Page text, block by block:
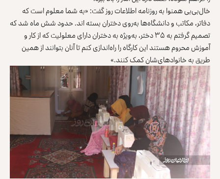
خال‌بی‌بی همنوا به روزنامه اطلاعات روز گفت: «به شما معلوم است که
دفاتر، مکاتب و دانشگاه‌ها به‌روی دختران بسته اند. حدود شش ماه شد که
تصمیم گرفتم به ۳۵ دختر، به‌ویژه به دختران دارای معلولیت که از کار و
آموزش محروم هستند این کارگاه را راه‌اندازی کنم تا آنان بتوانند از همین
طریق به خانوادهای‌شان کمک کنند.»